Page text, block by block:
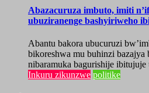
Abazacuruza imbuto, imiti
ubuziranenge bashyiriweho
Abantu bakora ubucuruzi
bikoreshwa mu buhinzi bazajya
nibaramuka bagurishije ibitujuje
Inkuru zikunzwe politike